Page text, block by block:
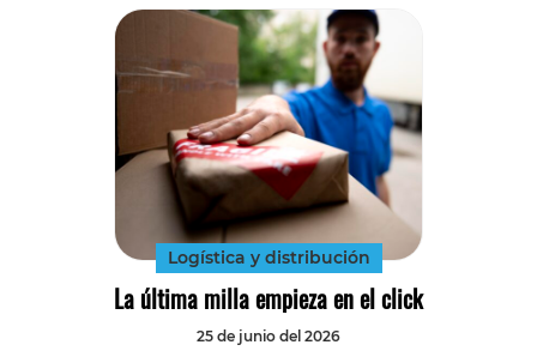
Logística y distribución
La última milla empieza en el click
25 de junio del 2026